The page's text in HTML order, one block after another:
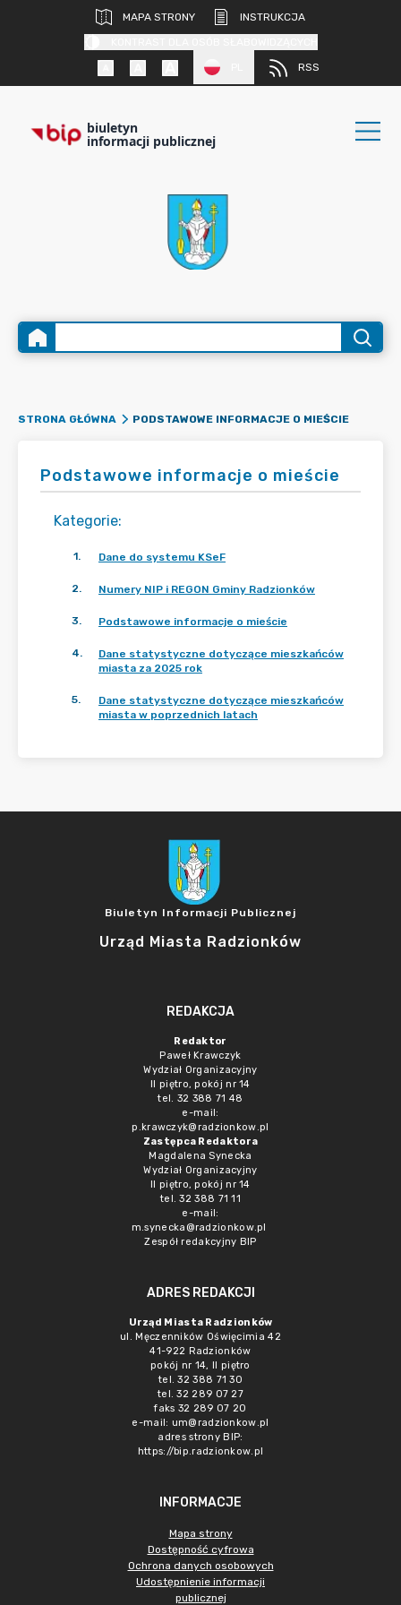
MAPA STRONY
INSTRUKCJA
RSS
biuletyn
informacji publicznej
STRONA GŁÓWNA PODSTAWOWE INFORMACJE O MIEŚCIE
Podstawowe informacje o mieście
Kategorie:
1. Dane do systemu KSeF
2. Numery NIP i REGON Gminy Radzionków
3. Podstawowe informacje o mieście
4.
Dane statystyczne dotyczące mieszkańców
miasta za 2025 rok
5.
Dane statystyczne dotyczące mieszkańców
miasta w poprzednich latach
Biuletyn Informacji Publicznej
Urząd Miasta Radzionków
REDAKCJA
Redaktor
Paweł Krawczyk
Wydział Organizacyjny
II piętro, pokój nr 14
tel. 32 388 71 48
e-mail:
p.krawczyk@radzionkow.pl
Zastępca Redaktora
Magdalena Synecka
Wydział Organizacyjny
II piętro, pokój nr 14
tel. 32 388 71 11
e-mail:
m.synecka@radzionkow.pl
Zespół redakcyjny BIP
ADRES REDAKCJI
Urząd Miasta Radzionków
ul. Męczenników Oświęcimia 42
41-922 Radzionków
pokój nr 14, II piętro
tel. 32 388 71 30
tel. 32 289 07 27
faks 32 289 07 20
e-mail: um@radzionkow.pl
adres strony BIP:
https://bip.radzionkow.pl
INFORMACJE
Mapa strony
Dostępność cyfrowa
Ochrona danych osobowych
Udostępnienie informacji
publicznej